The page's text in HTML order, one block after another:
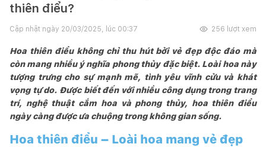
thiên điểu?
Cập nhật ngày 20/03/2025, lúc 00:37 256 lượt xem
Hoa thiên điểu không chỉ thu hút bởi vẻ đẹp độc đáo mà
còn mang nhiều ý nghĩa phong thủy đặc biệt. Loài hoa này
tượng trưng cho sự mạnh mẽ, tình yêu vĩnh cửu và khát
vọng tự do. Được biết đến với nhiều công dụng trong trang
trí, nghệ thuật cắm hoa và phong thủy, hoa thiên điểu
ngày càng được ưa chuộng trong không gian sống.
Hoa thiên điểu – Loài hoa mang vẻ đẹp